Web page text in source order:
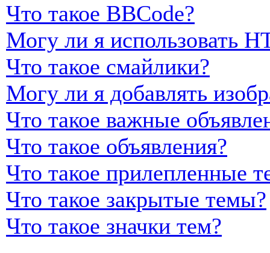
Что такое BBCode?
Могу ли я использовать
Что такое смайлики?
Могу ли я добавлять
Что такое важные
Что такое объявления?
Что такое прилепленные
Что такое закрытые темы?
Что такое значки тем?